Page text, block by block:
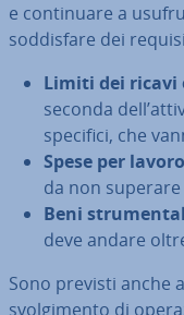
e con­ti­nua­re a
sod­di­sfa­re dei
Limiti dei ricavi
seconda
specifici, che
Spese per
da non superare
Beni
deve andare
Sono previsti anche
svol­gi­men­to di